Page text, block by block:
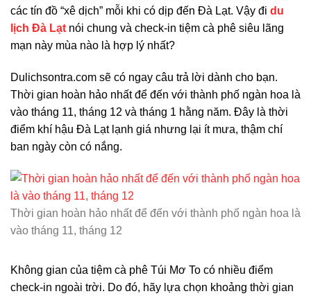
các tín đồ “xê dịch” mỗi khi có dịp đến Đà Lạt. Vậy đi du
lịch Đà Lạt nói chung và check-in tiệm cà phê siêu lãng
mạn này mùa nào là hợp lý nhất?
Dulichsontra.com sẽ có ngay câu trả lời dành cho bạn.
Thời gian hoàn hảo nhất để đến với thành phố ngàn hoa là
vào tháng 11, tháng 12 và tháng 1 hằng năm. Đây là thời
điểm khí hậu Đà Lạt lạnh giá nhưng lại ít mưa, thậm chí
ban ngày còn có nắng.
Thời gian hoàn hảo nhất để đến với thành phố ngàn hoa là
vào tháng 11, tháng 12
Không gian của tiệm cà phê Túi Mơ To có nhiều điểm
check-in ngoài trời. Do đó, hãy lựa chọn khoảng thời gian